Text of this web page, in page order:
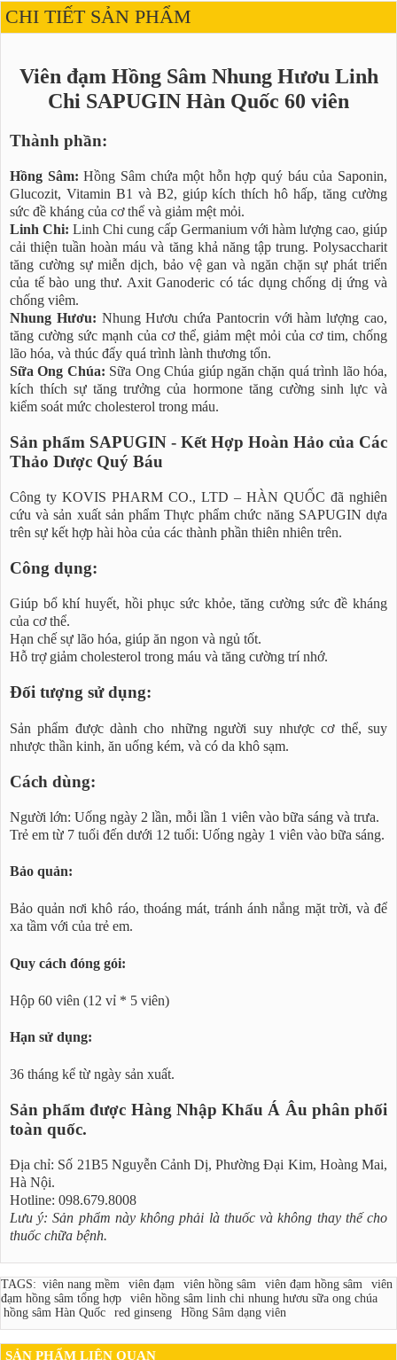
CHI TIẾT SẢN PHẨM
Viên đạm Hồng Sâm Nhung Hươu Linh
Chi SAPUGIN Hàn Quốc 60 viên
Thành phần:
Hồng Sâm: Hồng Sâm chứa một hỗn hợp quý báu của Saponin,
Glucozit, Vitamin B1 và B2, giúp kích thích hô hấp, tăng cường
sức đề kháng của cơ thể và giảm mệt mỏi.
Linh Chi: Linh Chi cung cấp Germanium với hàm lượng cao, giúp
cải thiện tuần hoàn máu và tăng khả năng tập trung. Polysaccharit
tăng cường sự miễn dịch, bảo vệ gan và ngăn chặn sự phát triển
của tế bào ung thư. Axit Ganoderic có tác dụng chống dị ứng và
chống viêm.
Nhung Hươu: Nhung Hươu chứa Pantocrin với hàm lượng cao,
tăng cường sức mạnh của cơ thể, giảm mệt mỏi của cơ tim, chống
lão hóa, và thúc đẩy quá trình lành thương tổn.
Sữa Ong Chúa: Sữa Ong Chúa giúp ngăn chặn quá trình lão hóa,
kích thích sự tăng trưởng của hormone tăng cường sinh lực và
kiểm soát mức cholesterol trong máu.
Sản phẩm SAPUGIN - Kết Hợp Hoàn Hảo của Các
Thảo Dược Quý Báu
Công ty KOVIS PHARM CO., LTD – HÀN QUỐC đã nghiên
cứu và sản xuất sản phẩm Thực phẩm chức năng SAPUGIN dựa
trên sự kết hợp hài hòa của các thành phần thiên nhiên trên.
Công dụng:
Giúp bổ khí huyết, hồi phục sức khỏe, tăng cường sức đề kháng
của cơ thể.
Hạn chế sự lão hóa, giúp ăn ngon và ngủ tốt.
Hỗ trợ giảm cholesterol trong máu và tăng cường trí nhớ.
Đối tượng sử dụng:
Sản phẩm được dành cho những người suy nhược cơ thể, suy
nhược thần kinh, ăn uống kém, và có da khô sạm.
Cách dùng:
Người lớn: Uống ngày 2 lần, mỗi lần 1 viên vào bữa sáng và trưa.
Trẻ em từ 7 tuổi đến dưới 12 tuổi: Uống ngày 1 viên vào bữa sáng.
Bảo quản:
Bảo quản nơi khô ráo, thoáng mát, tránh ánh nắng mặt trời, và để
xa tầm với của trẻ em.
Quy cách đóng gói:
Hộp 60 viên (12 vỉ * 5 viên)
Hạn sử dụng:
36 tháng kể từ ngày sản xuất.
Sản phẩm được Hàng Nhập Khẩu Á Âu phân phối
toàn quốc.
Địa chỉ: Số 21B5 Nguyễn Cảnh Dị, Phường Đại Kim, Hoàng Mai,
Hà Nội.
Hotline: 098.679.8008
Lưu ý: Sản phẩm này không phải là thuốc và không thay thế cho
thuốc chữa bệnh.
TAGS: viên nang mềm viên đạm viên hồng sâm viên đạm hồng sâm
viên
đạm hồng sâm tổng hợp
viên hồng sâm linh chi nhung hươu sữa ong chúa
hồng sâm Hàn Quốc
red ginseng Hồng Sâm dạng viên
SẢN PHẨM LIÊN QUAN